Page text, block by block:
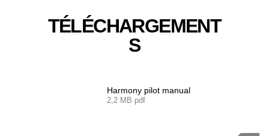
TÉLÉCHARGEMENT
S
Harmony pilot manual
2,2 MB pdf